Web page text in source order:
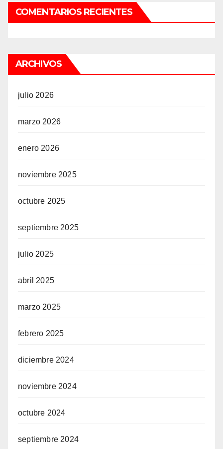
COMENTARIOS RECIENTES
ARCHIVOS
julio 2026
marzo 2026
enero 2026
noviembre 2025
octubre 2025
septiembre 2025
julio 2025
abril 2025
marzo 2025
febrero 2025
diciembre 2024
noviembre 2024
octubre 2024
septiembre 2024